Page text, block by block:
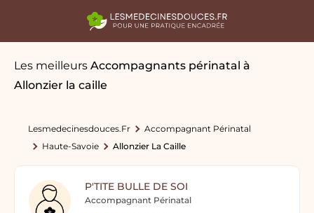
Les meilleurs Accompagnants périnatal à
Allonzier la caille
Lesmedecinesdouces.fr
Accompagnant Périnatal
Haute-Savoie
Allonzier La Caille
P'TITE BULLE DE SOI
Accompagnant Périnatal